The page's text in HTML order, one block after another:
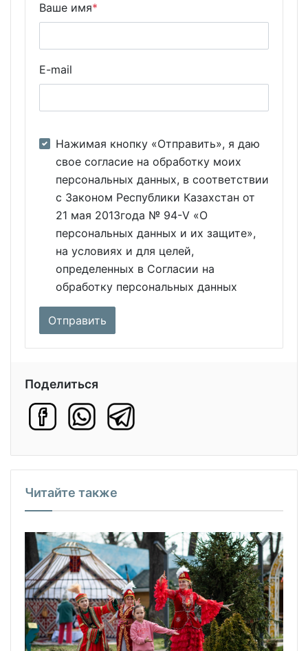
Ваше имя*
E-mail
Нажимая кнопку «Отправить», я даю
свое согласие на обработку моих
персональных данных, в соответствии
с Законом Республики Казахстан от
21 мая 2013года № 94-V «О
персональных данных и их защите»,
на условиях и для целей,
определенных в Согласии на
обработку персональных данных
Поделиться
Читайте также